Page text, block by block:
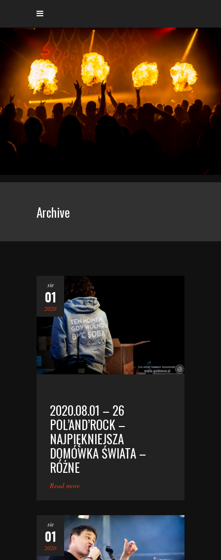
Archive
sie
01
2020
2020.08.01 – 26
POL’AND’ROCK –
NAJPIĘKNIEJSZA
DOMÓWKA ŚWIATA –
RÓŻNE
Read more
sie
01
2020